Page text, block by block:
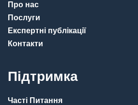
Про нас
Послуги
Експертні публікації
Контакти
Підтримка
Часті Питання